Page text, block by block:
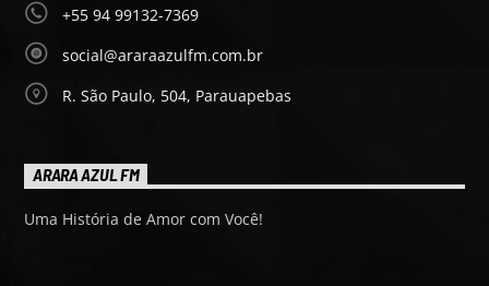
+55 94 99132-7369
social@araraazulfm.com.br
R. São Paulo, 504, Parauapebas
ARARA AZUL FM
Uma História de Amor com Você!